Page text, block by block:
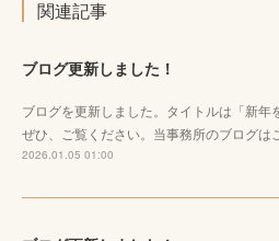
関連記事
ブログ更新しました！
ブログを更新しました。タイトルは「新年
ぜひ、ご覧ください。当事務所のブログ
2026.01.05 01:00